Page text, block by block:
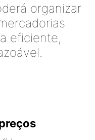
organizar
eficiente,